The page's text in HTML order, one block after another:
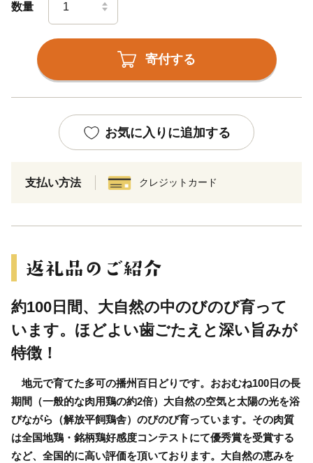
数量
寄付する
お気に入りに追加する
支払い方法 クレジットカード
約100日間、大自然の中のびのび育って
います。ほどよい歯ごたえと深い旨みが
特徴！
地元で育てた多可の播州百日どりです。おおむね100日の長
期間（一般的な肉用鶏の約2倍）大自然の空気と太陽の光を浴
びながら（解放平飼鶏舎）のびのび育っています。その肉質
は全国地鶏・銘柄鶏好感度コンテストにて優秀賞を受賞する
など、全国的に高い評価を頂いております。大自然の恵みを